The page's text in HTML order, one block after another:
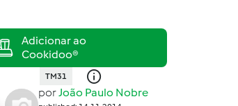
TM31
porJoão Paulo Nobre